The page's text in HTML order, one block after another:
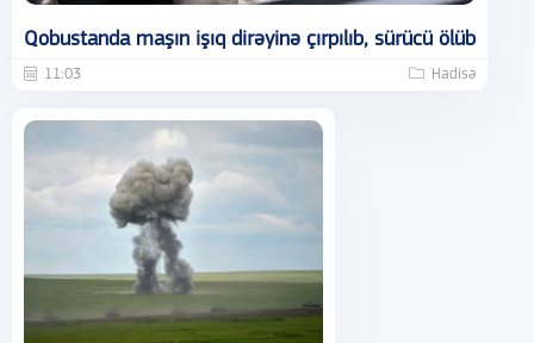
Qobustanda maşın işıq dirəyinə çırpılıb, sürücü ölüb
11:03 Hadisə